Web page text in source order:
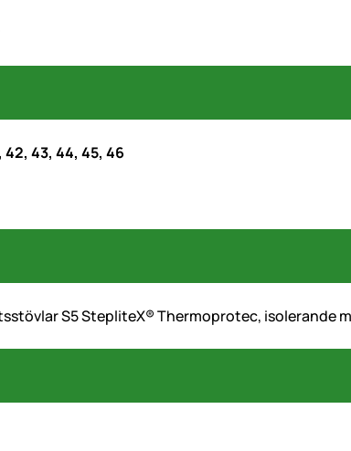
43, 44, 45, 46
S5 StepliteX® Thermoprotec, isolerande